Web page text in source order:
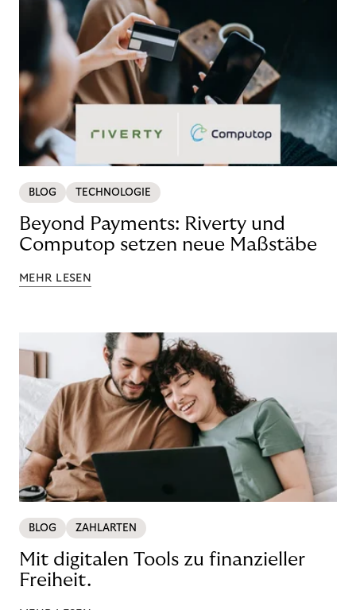
BLOG TECHNOLOGIE
Beyond Payments: Riverty und
Computop setzen neue Maßstäbe
MEHR LESEN
BLOG ZAHLARTEN
Mit digitalen Tools zu finanzieller
Freiheit.